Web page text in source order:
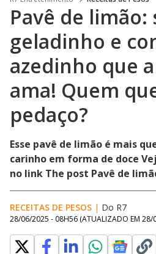
Pavê de limão:
geladinho e
azedinho que
ama! Quem
pedaço?
Esse pavê de limão é mais
carinho em forma de doce
no link The post Pavê de
RECEITAS DE PESOS | Do R7
28/06/2025 - 08H56 (ATUALIZADO EM 28/